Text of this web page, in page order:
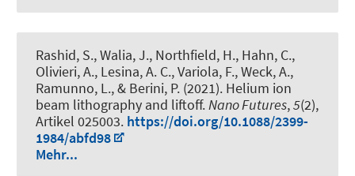
Rashid, S., Walia, J., Northfield, H., Hahn, C.,
Olivieri, A., Lesina, A. C., Variola, F., Weck, A.,
Ramunno, L., & Berini, P. (2021). Helium ion
beam lithography and liftoff.Nano Futures,5(2),
Artikel 025003. https://doi.org/10.1088/2399-
1984/abfd98
Mehr...